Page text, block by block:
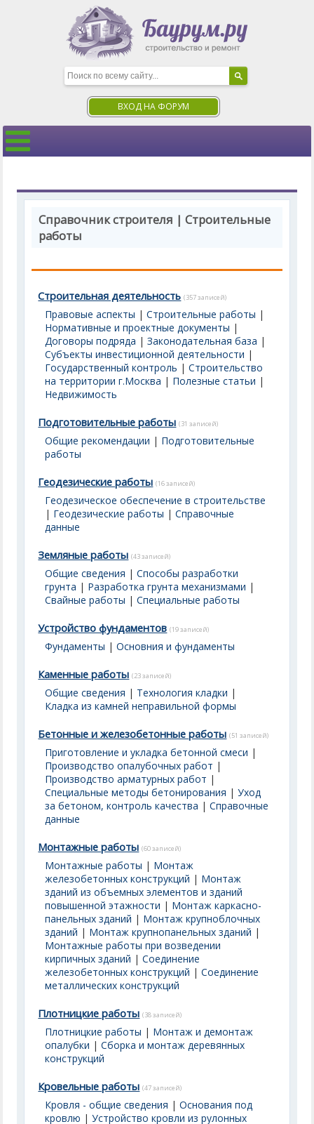
ВХОД НА ФОРУМ
Справочник строителя | Строительные
работы
Строительная деятельность (357 записей)
Правовые аспекты |Строительные работы |
Нормативные и проектные документы |
Договоры подряда |Законодательная база |
Субъекты инвестиционной деятельности |
Государственный контроль |Строительство
на территории г.Москва | Полезные статьи |
Недвижимость
Подготовительные работы (31 записей)
Общие рекомендации | Подготовительные
работы
Геодезические работы (16 записей)
Геодезическое обеспечение в строительстве
| Геодезические работы |Справочные
данные
Земляные работы (43 записей)
Общие сведения |Способы разработки
грунта | Разработка грунта механизмами |
Свайные работы |Специальные работы
Устройство фундаментов (19 записей)
Фундаменты |Основния и фундаменты
Каменные работы (23 записей)
Общие сведения | Технология кладки |
Кладка из камней неправильной формы
Бетонные и железобетонные работы (51 записей)
Приготовление и укладка бетонной смеси |
Производство опалубочных работ |
Производство арматурных работ |
Специальные методы бетонирования |Уход
за бетоном, контроль качества |Справочные
данные
Монтажные работы (60 записей)
Монтажные работы | Монтаж
железобетонных конструкций | Монтаж
зданий из объемных элементов и зданий
повышенной этажности | Монтаж каркасно-
панельных зданий | Монтаж крупноблочных
зданий | Монтаж крупнопанельных зданий |
Монтажные работы при возведении
кирпичных зданий |Соединение
железобетонных конструкций |Соединение
металлических конструкций
Плотницкие работы (38 записей)
Плотницкие работы | Монтаж и демонтаж
опалубки |Сборка и монтаж деревянных
конструкций
Кровельные работы (47 записей)
Кровля - общие сведения |Основания под
кровлю |Устройство кровли из рулонных